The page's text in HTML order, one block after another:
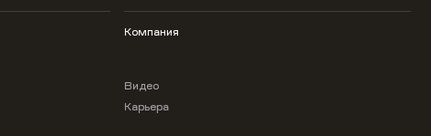
Компания
Видео
Карьера